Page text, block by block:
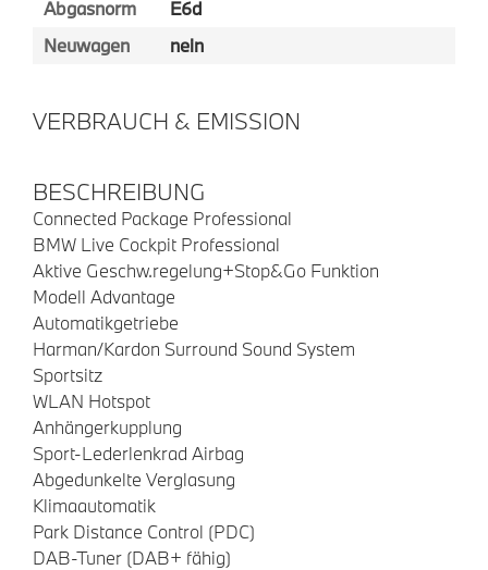
Abgasnorm
E6d
Neuwagen
nein
VERBRAUCH & EMISSION
BESCHREIBUNG
Connected Package Professional
BMW Live Cockpit Professional
Aktive Geschw.regelung+Stop&Go Funktion
Modell Advantage
Automatikgetriebe
Harman/Kardon Surround Sound System
Sportsitz
WLAN Hotspot
Anhängerkupplung
Sport-Lederlenkrad Airbag
Abgedunkelte Verglasung
Klimaautomatik
Park Distance Control (PDC)
DAB-Tuner (DAB+ fähig)